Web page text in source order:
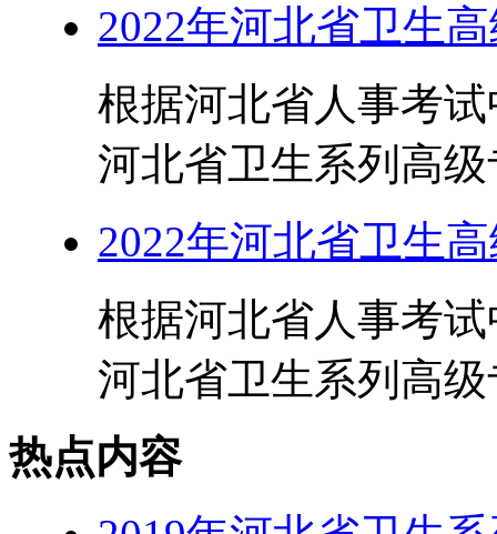
2022年河北省卫生
根据河北省人事考
河北省卫生系列高
2022年河北省卫生
根据河北省人事考
河北省卫生系列高
热点内容